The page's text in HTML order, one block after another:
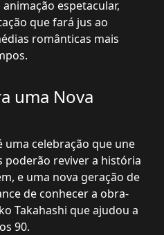
espetacular,
que fará jus ao
românticas mais
uma Nova
uma celebração que une
poderão reviver a história
e uma nova geração de
de conhecer a obra-
Takahashi que ajudou a
90.